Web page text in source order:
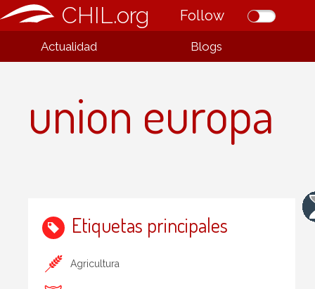
CHIL.org Follow
Actualidad Blogs
union europa
Etiquetas principales
Agricultura